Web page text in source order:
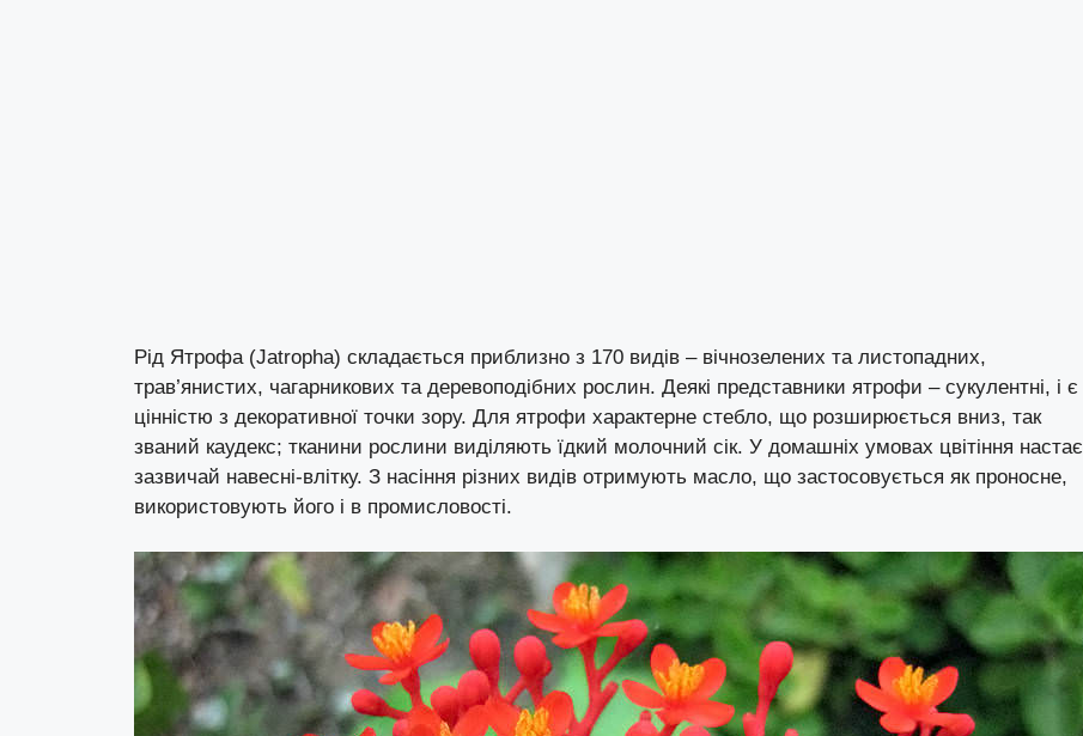
Рід Ятрофа (Jatropha) складається приблизно з 170 видів – вічнозелених та листопадних,
трав’янистих, чагарникових та деревоподібних рослин. Деякі представники ятрофи – сукулентні, і є
цінністю з декоративної точки зору. Для ятрофи характерне стебло, що розширюється вниз, так
званий каудекс; тканини рослини виділяють їдкий молочний сік. У домашніх умовах цвітіння настає
зазвичай навесні-влітку. З насіння різних видів отримують масло, що застосовується як проносне,
використовують його і в промисловості.